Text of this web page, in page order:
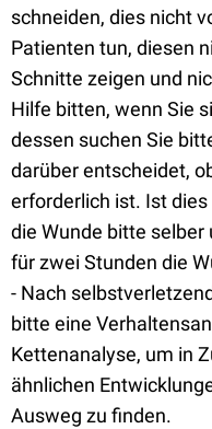
schneiden, dies nicht
Patienten tun, diesen
Schnitte zeigen und
Hilfe bitten, wenn Sie
dessen suchen Sie
darüber entscheidet,
erforderlich ist. Ist
die Wunde bitte
für zwei Stunden die
- Nach
bitte eine
Kettenanalyse, um in
ähnlichen
Ausweg zu finden.